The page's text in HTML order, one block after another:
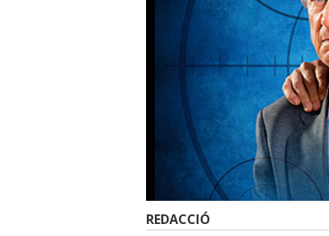
REDACCIÓ